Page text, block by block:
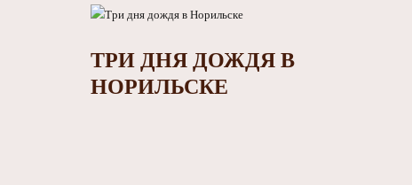
ТРИ ДНЯ ДОЖДЯ В
НОРИЛЬСКЕ